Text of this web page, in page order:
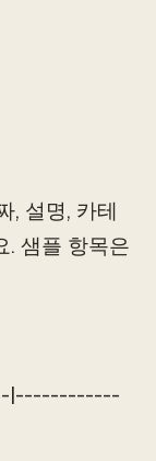
, 설명, 카테
. 샘플 항목은
|------------